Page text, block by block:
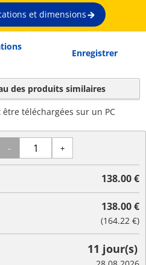
et dimensions
Enregistrer
des produits similaires
téléchargées sur un PC
- +
138.00 €
138.00 €
(164.22 €)
11 jour(s)